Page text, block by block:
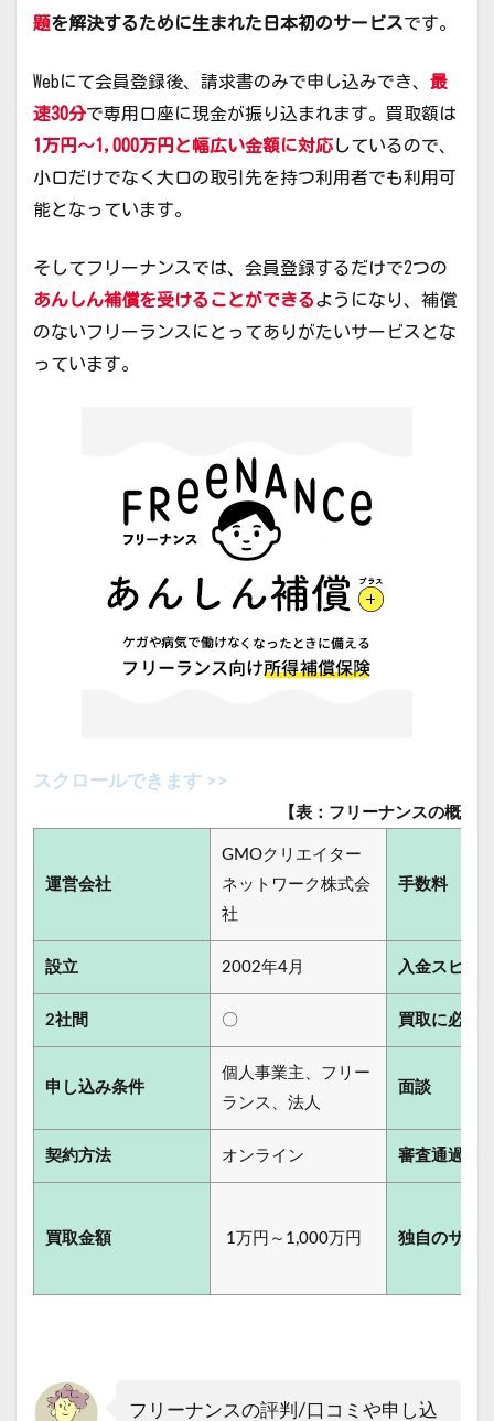
題を解決するために生まれた日本初のサービスです。
Webにて会員登録後、請求書のみで申し込みでき、 最
速30分で専用口座に現金が振り込まれます。買取額は
1万円～1,000万円と幅広い金額に対応しているので、
小口だけでなく大口の取引先を持つ利用者でも利用可
能となっています。
そしてフリーナンスでは、会員登録するだけで2つの
あんしん補償を受けることができるようになり、補償
のないフリーランスにとってありがたいサービスとな
っています。
【表：フリーナンスの概要】
運営会社
GMOクリエイター
ネットワーク株式会
社
手数料
設立 2002年4月 入金スピー
2社間 〇 買取に必要
申し込み条件
個人事業主、フリー
ランス、法人
面談
契約方法 オンライン 審査通過率
買取金額 1万円～1,000万円 独自のサー
フリーナンスの評判/口コミや申し込